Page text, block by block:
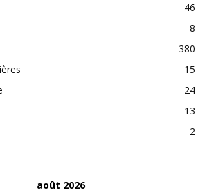
46
8
380
15
24
13
2
août 2026